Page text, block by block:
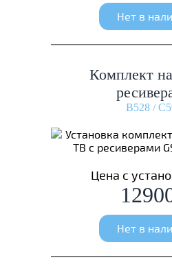
Нет в
Комплект
B528 /
Цена с
Нет в